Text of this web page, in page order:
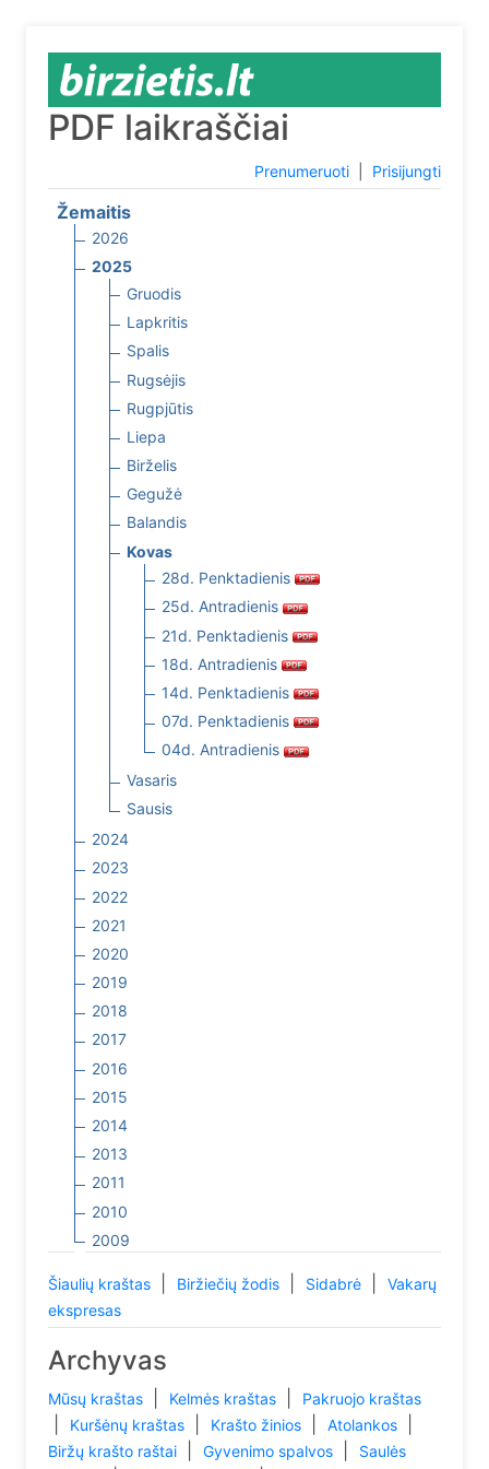
PDF laikraščiai
Prenumeruoti Prisijungti
Žemaitis
2026
2025
Gruodis
Lapkritis
Spalis
Rugsėjis
Rugpjūtis
Liepa
Birželis
Gegužė
Balandis
Kovas
28d. Penktadienis
25d. Antradienis
21d. Penktadienis
18d. Antradienis
14d. Penktadienis
07d. Penktadienis
04d. Antradienis
Vasaris
Sausis
2024
2023
2022
2021
2020
2019
2018
2017
2016
2015
2014
2013
2011
2010
2009
Šiaulių kraštas Biržiečių žodis Sidabrė
Vakarų
ekspresas
Archyvas
Mūsų kraštas Kelmės kraštas Pakruojo kraštas
Kuršėnų kraštas Krašto žinios Atolankos
Biržų krašto raštai Gyvenimo spalvos
Saulės